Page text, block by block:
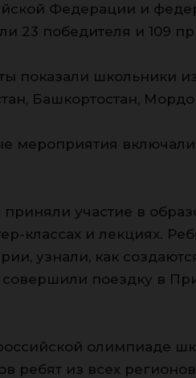
Федерации и
23 победителя и 109
показали школьники
Башкортостан,
мероприятия включали
участие в
классах и лекциях.
узнали, как
совершили поездку в
олимпиаде
ребят из всех